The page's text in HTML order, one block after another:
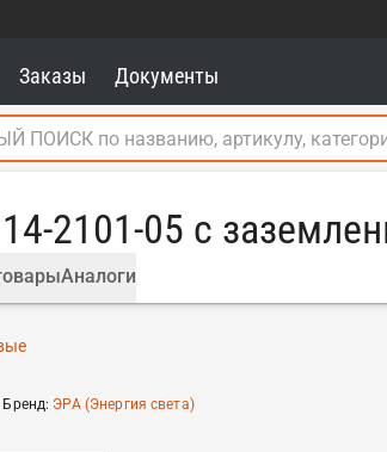
Заказы Документы
2101-05 с
Аналоги
Бренд: ЭРА (Энергия света)